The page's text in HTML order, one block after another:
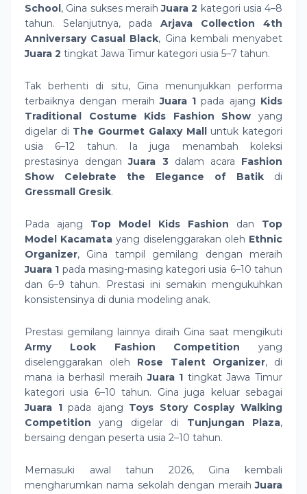
School, Gina sukses meraihJuara 2 kategori usia 4–8
tahun. Selanjutnya, pada Arjava Collection 4th
Anniversary Casual Black, Gina kembali menyabet
Juara 2 tingkat Jawa Timur kategori usia 5–7 tahun.
Tak berhenti di situ, Gina menunjukkan performa
terbaiknya dengan meraihJuara 1 pada ajang Kids
Traditional Costume Kids Fashion Show yang
digelar di The Gourmet Galaxy Malluntuk kategori
usia 6–12 tahun. Ia juga menambah koleksi
prestasinya denganJuara 3dalam acara Fashion
Show Celebrate the Elegance of Batik di
Gressmall Gresik.
Pada ajang Top Model Kids Fashion dan Top
Model Kacamata yang diselenggarakan oleh Ethnic
Organizer, Gina tampil gemilang dengan meraih
Juara 1 pada masing-masing kategori usia 6–10 tahun
dan 6–9 tahun. Prestasi ini semakin mengukuhkan
konsistensinya di dunia modeling anak.
Prestasi gemilang lainnya diraih Gina saat mengikuti
Army Look Fashion Competition yang
diselenggarakan oleh Rose Talent Organizer, di
mana ia berhasil meraihJuara 1 tingkat Jawa Timur
kategori usia 6–10 tahun. Gina juga keluar sebagai
Juara 1pada ajang Toys Story Cosplay Walking
Competition yang digelar di Tunjungan Plaza,
bersaing dengan peserta usia 2–10 tahun.
Memasuki awal tahun 2026, Gina kembali
mengharumkan nama sekolah dengan meraihJuara